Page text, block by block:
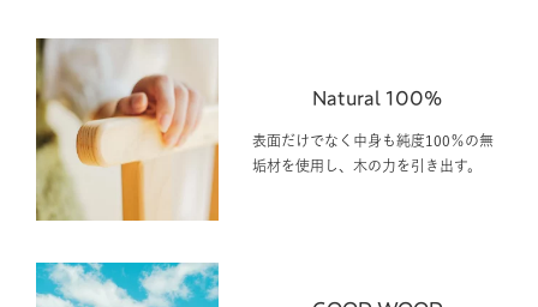
Natural 100%
表面だけでなく中身も純度100％の無
垢材を使用し、木の力を引き出す。